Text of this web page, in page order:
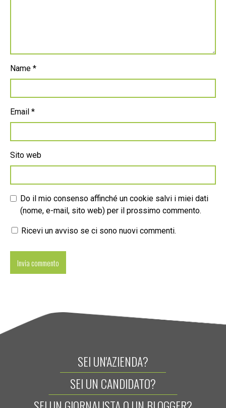
Name *
Email *
Sito web
Do il mio consenso affinché un cookie salvi i miei dati
(nome, e-mail, sito web) per il prossimo commento.
Ricevi un avviso se ci sono nuovi commenti.
SEI UN'AZIENDA?
SEI UN CANDIDATO?